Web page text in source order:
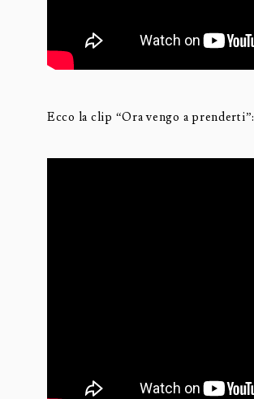
Ecco la clip “Ora vengo a prenderti”: